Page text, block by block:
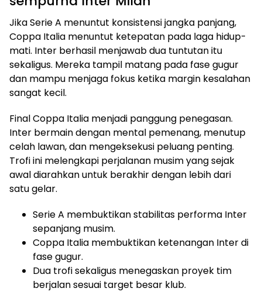
Jika Serie A menuntut konsistensi jangka panjang,
Coppa Italia menuntut ketepatan pada laga hidup-
mati. Inter berhasil menjawab dua tuntutan itu
sekaligus. Mereka tampil matang pada fase gugur
dan mampu menjaga fokus ketika margin kesalahan
sangat kecil.
Final Coppa Italia menjadi panggung penegasan.
Inter bermain dengan mental pemenang, menutup
celah lawan, dan mengeksekusi peluang penting.
Trofi ini melengkapi perjalanan musim yang sejak
awal diarahkan untuk berakhir dengan lebih dari
satu gelar.
Serie A membuktikan stabilitas performa Inter
sepanjang musim.
Coppa Italia membuktikan ketenangan Inter di
fase gugur.
Dua trofi sekaligus menegaskan proyek tim
berjalan sesuai target besar klub.